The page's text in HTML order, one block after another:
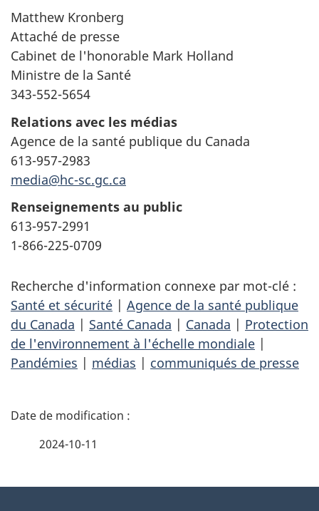
Matthew Kronberg
Attaché de presse
Cabinet de l'honorable Mark Holland
Ministre de la Santé
343-552-5654
Relations avec les médias
Agence de la santé publique du Canada
613-957-2983
media@hc-sc.gc.ca
Renseignements au public
613-957-2991
1-866-225-0709
Recherche d'information connexe par mot-clé :
Santé et sécurité | Agence de la santé publique
du Canada | Santé Canada | Canada | Protection
de l'environnement à l'échelle mondiale |
Pandémies | médias | communiqués de presse
D
2024-10-11